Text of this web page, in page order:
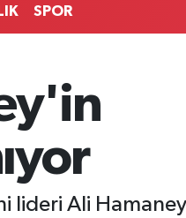
%70
SPOR
lideri Ali